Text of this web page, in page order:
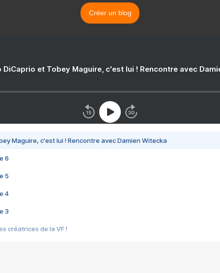
Créer un blog
DiCaprio et Tobey Maguire, c'est lui ! Rencontre avec
Maguire, c'est lui ! Rencontre avec Damien Witecka
6
5
4
3
créatrices de la VF !